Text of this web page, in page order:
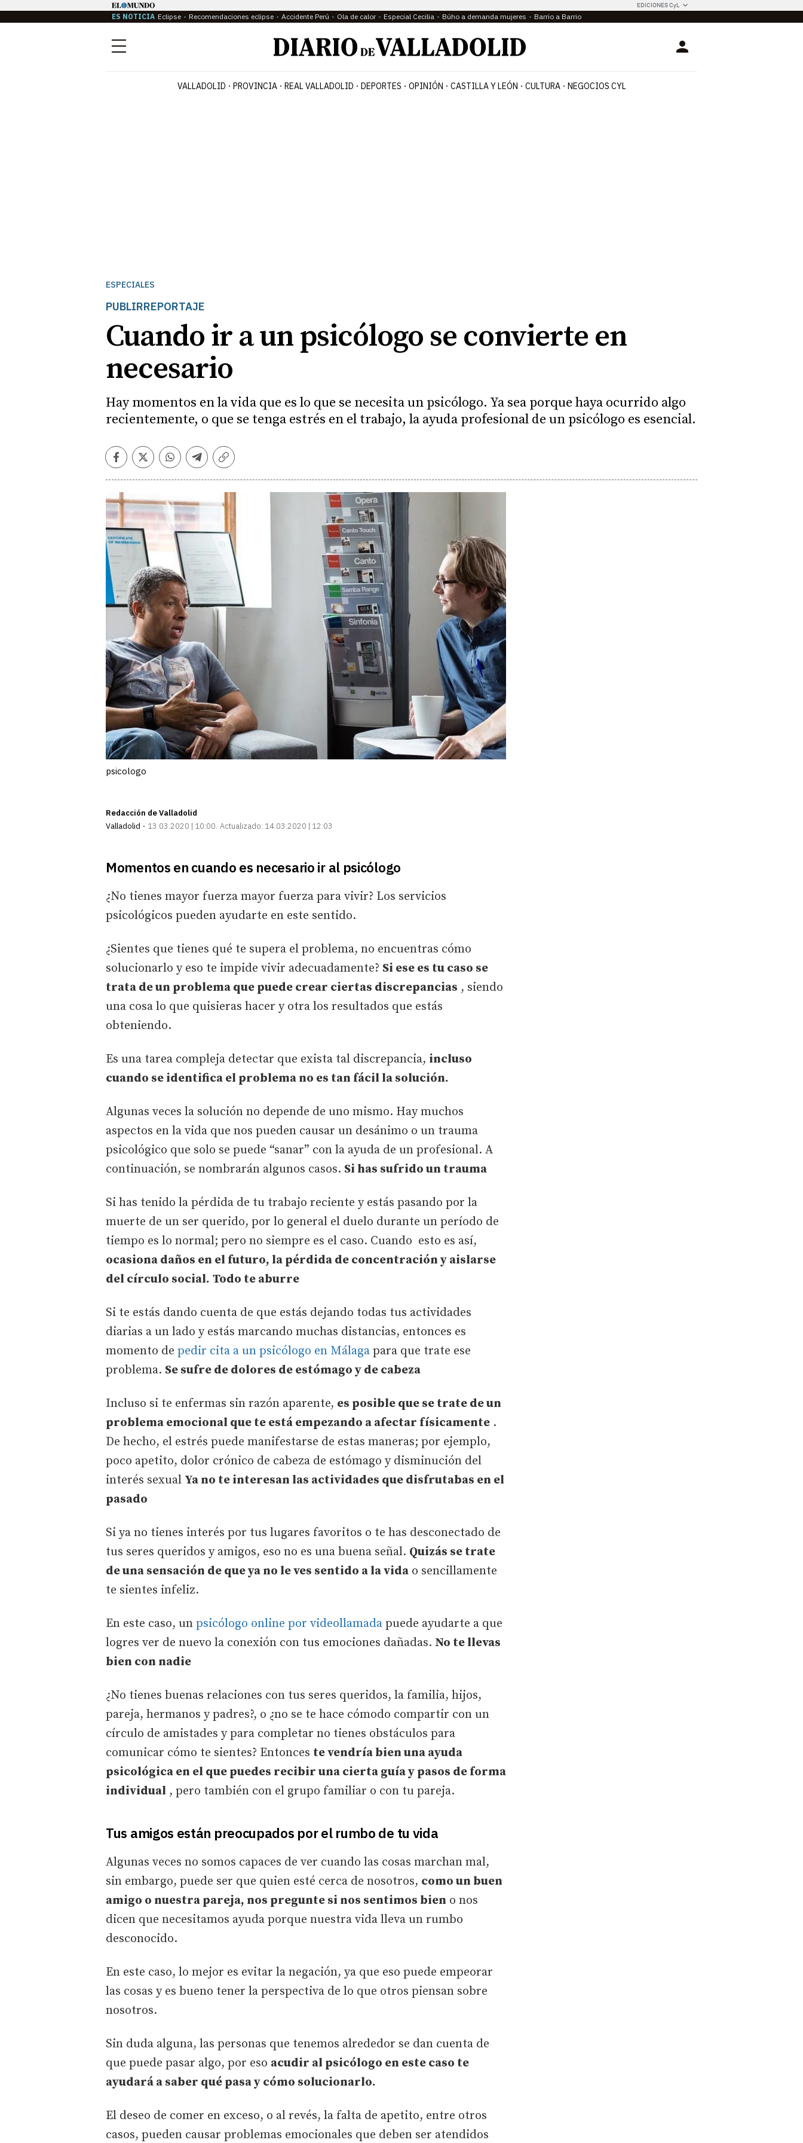
EDICIONES CyL
ES NOTICIA Eclipse Recomendaciones eclipse Accidente Perú Ola de calor Especial Cecilia Búho a demanda mujeres Barrio a Barrio
Menú Login
VALLADOLID PROVINCIA REAL VALLADOLID DEPORTES OPINIÓN CASTILLA Y LEÓN CULTURA NEGOCIOS CYL
ESPECIALES
PUBLIRREPORTAJE
Cuando ir a un psicólogo se convierte en
necesario
Hay momentos en la vida que es lo que se necesita un psicólogo. Ya sea porque haya ocurrido algo
recientemente, o que se tenga estrés en el trabajo, la ayuda profesional de un psicólogo es esencial.
Facebook
TwitterWhatsapp
Telegram
Copiar
psicologo
Redacción de Valladolid
Valladolid
13.03.2020 | 10:00 Actualizado: 14.03.2020 | 12:03
Momentos en cuando es necesario ir al psicólogo
¿No tienes mayor fuerza mayor fuerza para vivir? Los servicios
psicológicos pueden ayudarte en este sentido.
¿Sientes que tienes qué te supera el problema, no encuentras cómo
solucionarlo y eso te impide vivir adecuadamente? Si ese es tu caso se
trata de un problema que puede crear ciertas discrepancias , siendo
una cosa lo que quisieras hacer y otra los resultados que estás
obteniendo.
Es una tarea compleja detectar que exista tal discrepancia, incluso
cuando se identifica el problema no es tan fácil la solución.
Algunas veces la solución no depende de uno mismo. Hay muchos
aspectos en la vida que nos pueden causar un desánimo o un trauma
psicológico que solo se puede “sanar” con la ayuda de un profesional. A
continuación, se nombrarán algunos casos. Si has sufrido un trauma
Si has tenido la pérdida de tu trabajo reciente y estás pasando por la
muerte de un ser querido, por lo general el duelo durante un período de
tiempo es lo normal; pero no siempre es el caso. Cuando esto es así,
ocasiona daños en el futuro, la pérdida de concentración y aislarse
del círculo social. Todo te aburre
Si te estás dando cuenta de que estás dejando todas tus actividades
diarias a un lado y estás marcando muchas distancias, entonces es
momento de pedir cita a un psicólogo en Málaga para que trate ese
problema. Se sufre de dolores de estómago y de cabeza
Incluso si te enfermas sin razón aparente, es posible que se trate de un
problema emocional que te está empezando a afectar físicamente .
De hecho, el estrés puede manifestarse de estas maneras; por ejemplo,
poco apetito, dolor crónico de cabeza de estómago y disminución del
interés sexual Ya no te interesan las actividades que disfrutabas en el
pasado
Si ya no tienes interés por tus lugares favoritos o te has desconectado de
tus seres queridos y amigos, eso no es una buena señal. Quizás se trate
de una sensación de que ya no le ves sentido a la vida o sencillamente
te sientes infeliz.
En este caso, un psicólogo online por videollamada puede ayudarte a que
logres ver de nuevo la conexión con tus emociones dañadas. No te llevas
bien con nadie
¿No tienes buenas relaciones con tus seres queridos, la familia, hijos,
pareja, hermanos y padres?, o ¿no se te hace cómodo compartir con un
círculo de amistades y para completar no tienes obstáculos para
comunicar cómo te sientes? Entonces te vendría bien una ayuda
psicológica en el que puedes recibir una cierta guía y pasos de forma
individual , pero también con el grupo familiar o con tu pareja.
Tus amigos están preocupados por el rumbo de tu vida
Algunas veces no somos capaces de ver cuando las cosas marchan mal,
sin embargo, puede ser que quien esté cerca de nosotros, como un buen
amigo o nuestra pareja, nos pregunte si nos sentimos bien o nos
dicen que necesitamos ayuda porque nuestra vida lleva un rumbo
desconocido.
En este caso, lo mejor es evitar la negación, ya que eso puede empeorar
las cosas y es bueno tener la perspectiva de lo que otros piensan sobre
nosotros.
Sin duda alguna, las personas que tenemos alrededor se dan cuenta de
que puede pasar algo, por eso acudir al psicólogo en este caso te
ayudará a saber qué pasa y cómo solucionarlo.
El deseo de comer en exceso, o al revés, la falta de apetito, entre otros
casos, pueden causar problemas emocionales que deben ser atendidos